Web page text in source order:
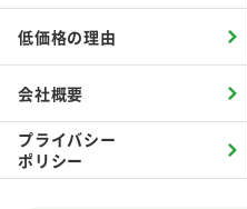
低価格の理由
会社概要
プライバシー
ポリシー